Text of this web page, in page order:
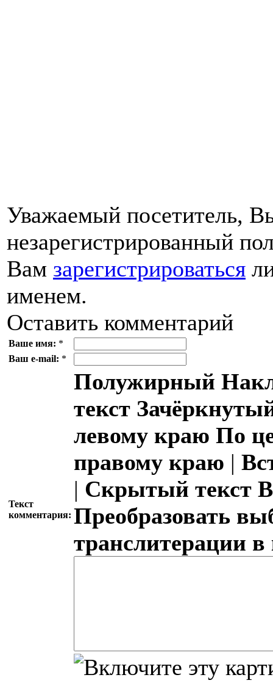
Уважаемый посетитель,
незарегистрированный
Вам зарегистрироваться
именем.
Оставить комментарий
Ваше имя: *
Ваш e-mail: *
Текст
комментария:
Полужирный
текст
левому краю По
правому краю |
| Скрытый текст
Преобразовать
транслитерации